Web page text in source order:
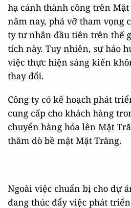
hạ cánh thành công trên
năm nay, phá vỡ tham vọng
ty tư nhân đầu tiên trên thế
tích này. Tuy nhiên, sự háo
việc thực hiện sáng kiến
thay đổi.
Công ty có kế hoạch phát
cung cấp cho khách hàng
chuyển hàng hóa lên Mặt
thăm dò bề mặt Mặt Trăng.
Ngoài việc chuẩn bị cho dự
đang thúc đẩy việc phát